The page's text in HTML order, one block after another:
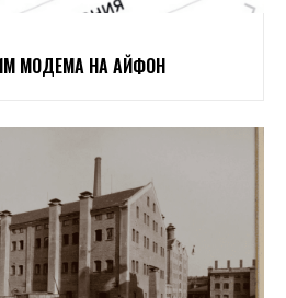
МОДЕМА НА АЙФОН